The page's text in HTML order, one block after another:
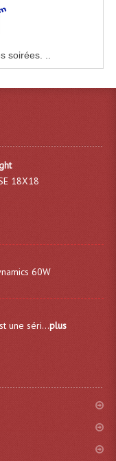
Roulettes
Liquid
De Gaz
soirées. ..
18X18
60W
une séri...plus